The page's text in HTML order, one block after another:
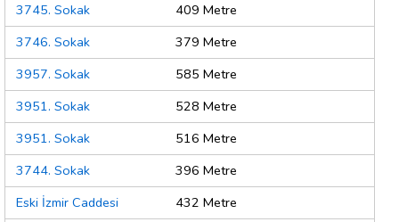
3745. Sokak
409 Metre
3746. Sokak
379 Metre
3957. Sokak
585 Metre
3951. Sokak
528 Metre
3951. Sokak
516 Metre
3744. Sokak
396 Metre
Eski İzmir Caddesi
432 Metre